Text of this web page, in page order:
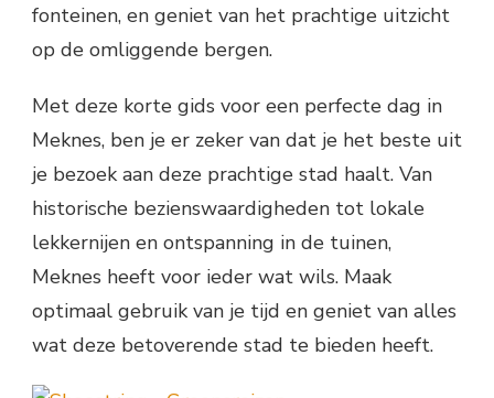
fonteinen, en geniet van het prachtige uitzicht
op de omliggende bergen.
Met deze korte gids voor een perfecte dag in
Meknes, ben je er zeker van dat je het beste uit
je bezoek aan deze prachtige stad haalt. Van
historische bezienswaardigheden tot lokale
lekkernijen en ontspanning in de tuinen,
Meknes heeft voor ieder wat wils. Maak
optimaal gebruik van je tijd en geniet van alles
wat deze betoverende stad te bieden heeft.